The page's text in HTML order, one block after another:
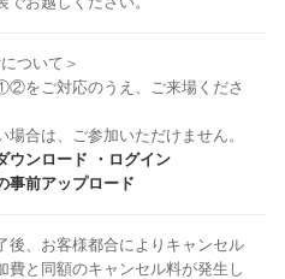
ついて＞
をご対応のうえ、ご来場くださ
合は、ご参加いただけません。
ウンロード ・ログイン
事前アップロード
後、お客様都合によりキャンセル
費と同額のキャンセル料が発生し